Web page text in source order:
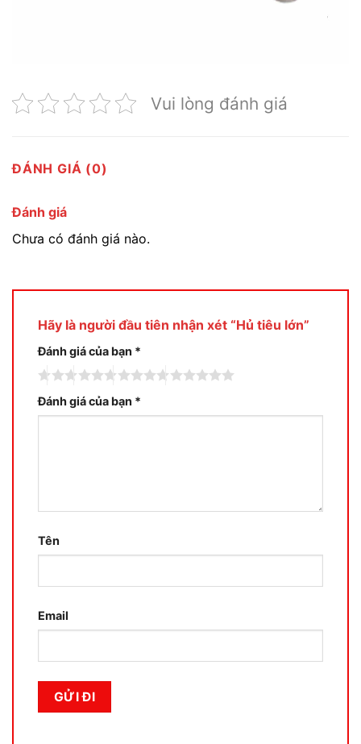
Vui lòng đánh giá
ĐÁNH GIÁ (0)
Đánh giá
Chưa có đánh giá nào.
Hãy là người đầu tiên nhận xét “Hủ tiêu lớn”
Đánh giá của bạn *
Đánh giá của bạn *
Tên
Email